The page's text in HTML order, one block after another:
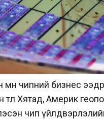
өмнө чипний бизнес
төлөө Хятад, Америк
чип